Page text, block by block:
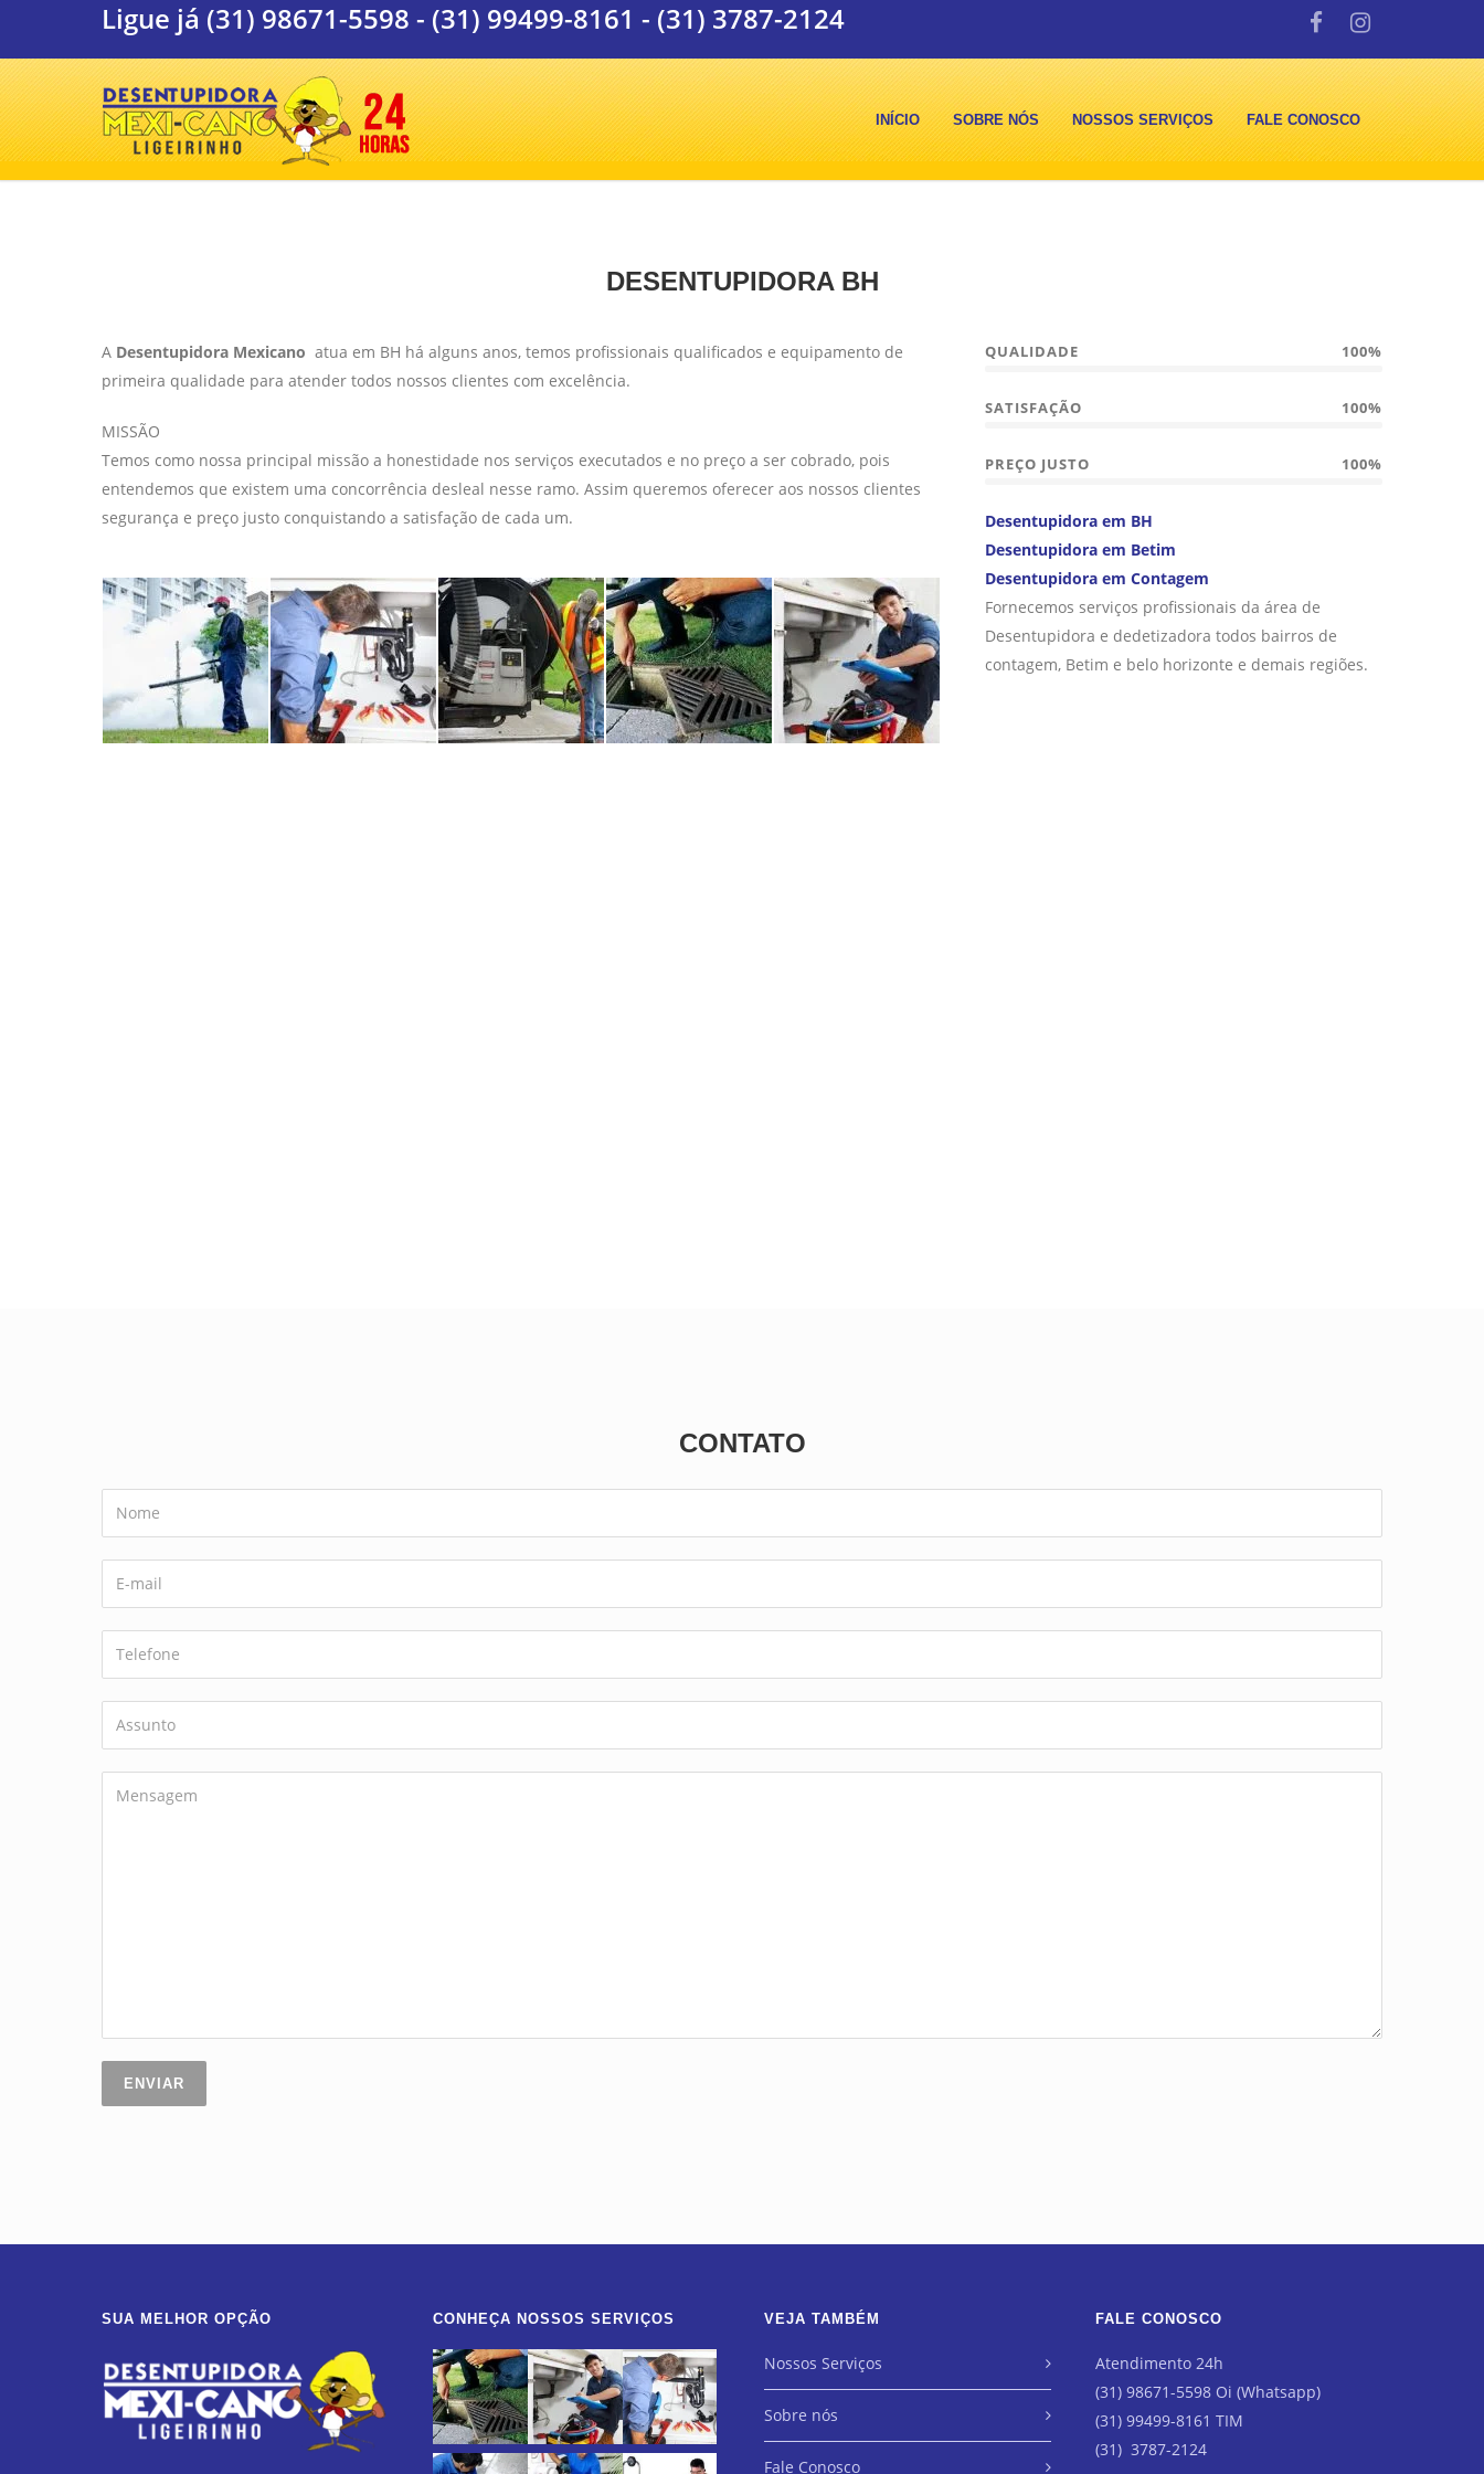
Ligue já (31) 98671-5598 - (31) 99499-8161 - (31) 3787-2124
INÍCIO SOBRE NÓS NOSSOS SERVIÇOS FALE CONOSCO
DESENTUPIDORA BH
A Desentupidora Mexicano atua em BH há alguns anos, temos profissionais qualificados e equipamento de
primeira qualidade para atender todos nossos clientes com excelência.
MISSÃO
Temos como nossa principal missão a honestidade nos serviços executados e no preço a ser cobrado, pois
entendemos que existem uma concorrência desleal nesse ramo. Assim queremos oferecer aos nossos clientes
segurança e preço justo conquistando a satisfação de cada um.
QUALIDADE 100%
SATISFAÇÃO 100%
PREÇO JUSTO 100%
Desentupidora em BH
Desentupidora em Betim
Desentupidora em Contagem
Fornecemos serviços profissionais da área de
Desentupidora e dedetizadora todos bairros de
contagem, Betim e belo horizonte e demais regiões.
CONTATO
SUA MELHOR OPÇÃO CONHEÇA NOSSOS SERVIÇOS VEJA TAMBÉM
Nossos Serviços
Sobre nós
Fale Conosco
FALE CONOSCO
Atendimento 24h
(31) 98671-5598 Oi (Whatsapp)
(31) 99499-8161 TIM
(31) 3787-2124